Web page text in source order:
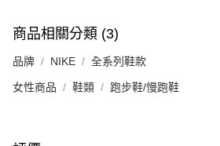
商品相關分類 (3)
品牌 NIKE 全系列鞋款
女性商品 鞋類 跑步鞋/慢跑鞋